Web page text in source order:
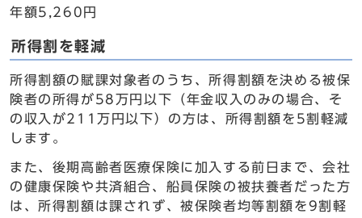
年額5,260円
所得割を軽減
所得割額の賦課対象者のうち、所得割額を決める被保
険者の所得が58万円以下（年金収入のみの場合、そ
の収入が211万円以下）の方は、所得割額を5割軽減
します。
また、後期高齢者医療保険に加入する前日まで、会社
の健康保険や共済組合、船員保険の被扶養者だった方
は、所得割額は課されず、被保険者均等割額を9割軽